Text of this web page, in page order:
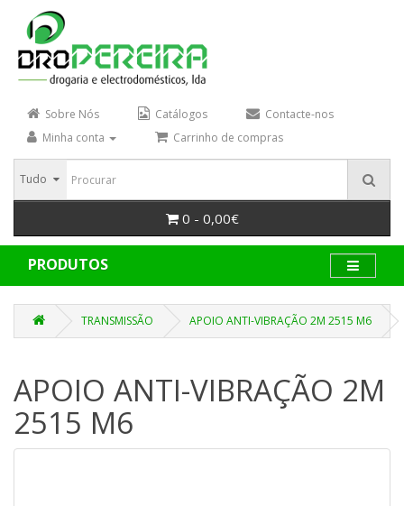
Sobre Nós Catálogos
Contacte-nos
Minha conta
Carrinho de compras
Tudo
0 - 0,00€
PRODUTOS
TRANSMISSÃO APOIO ANTI-VIBRAÇÃO 2M 2515 M6
APOIO ANTI-VIBRAÇÃO 2M
2515 M6